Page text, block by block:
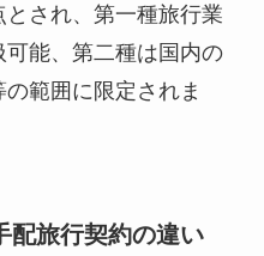
され、第一種旅行業
能、第二種は国内の
範囲に限定されま
配旅行契約の違い